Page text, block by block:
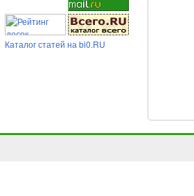
Каталог статей на bi0.RU